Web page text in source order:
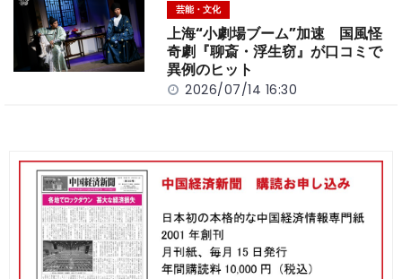
芸能・文化
上海“小劇場ブーム”加速 国風怪
奇劇『聊斎・浮生窃』が口コミで
異例のヒット
2026/07/14 16:30